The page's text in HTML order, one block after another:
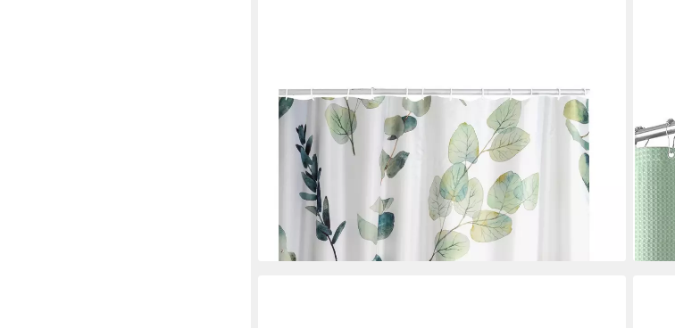
RIDDER
Duschvorhang Eukalyptus grün Breite 180 cm
29,99 €
lieferbar - in 2-3 Werktagen bei dir
ab
-